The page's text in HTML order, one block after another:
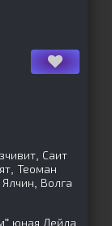
Саит
Теоман
Волга
юная Лейла